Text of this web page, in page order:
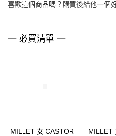
喜歡這個商品嗎？購買後給他一個
一 必買清單 一
MILLET 女 CASTOR
MILLET